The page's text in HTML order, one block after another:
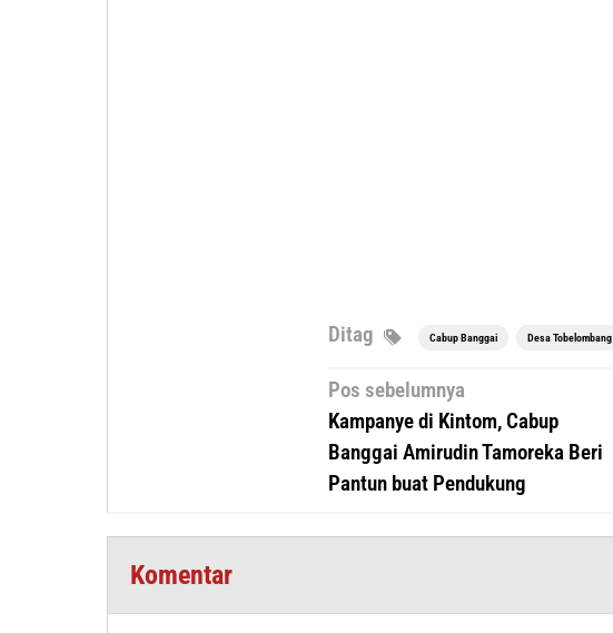
Ditag Cabup Banggai Desa Tobelombang
Navigasi
pos
Pos sebelumnya
Kampanye di Kintom, Cabup
Banggai Amirudin Tamoreka Beri
Pantun buat Pendukung
Komentar